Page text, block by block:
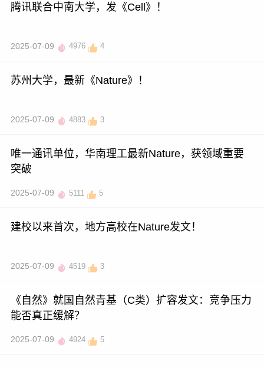
腾讯联合中南大学，发《Cell》！
2025-07-09 4976 4
苏州大学，最新《Nature》！
2025-07-09 4883 3
唯一通讯单位，华南理工最新Nature，获领域重要
突破
2025-07-09 5111 5
建校以来首次，地方高校在Nature发文！
2025-07-09 4519 3
《自然》就国自然青基（C类）扩容发文：竞争压力
能否真正缓解？
2025-07-09 4924 5